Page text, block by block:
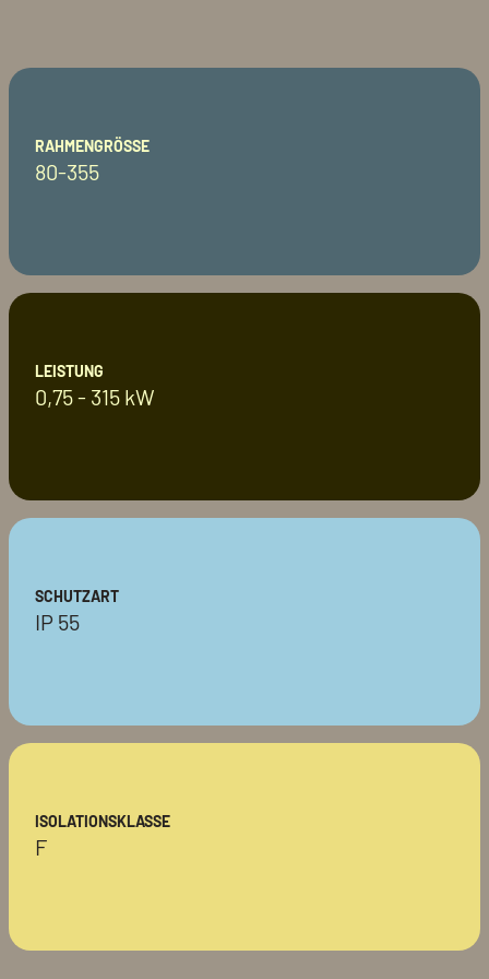
RAHMENGRÖSSE
80-355
LEISTUNG
0,75 - 315 kW
SCHUTZART
IP 55
ISOLATIONSKLASSE
F